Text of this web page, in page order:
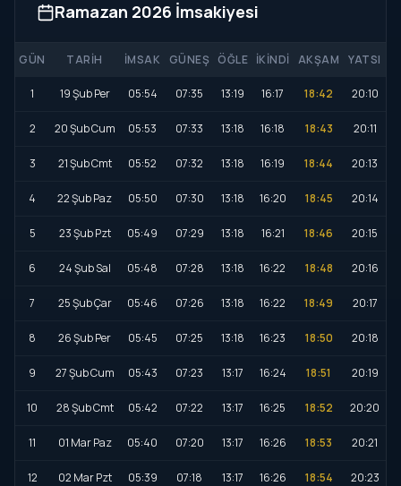
Ramazan 2026 İmsakiyesi
GÜN TARIH İMSAK GÜNEŞ ÖĞLE İKINDI AKŞAM YATSI
1 19 Şub Per 05:54 07:35 13:19 16:17 18:42 20:10
2 20 Şub Cum 05:53 07:33 13:18 16:18 18:43 20:11
3 21 Şub Cmt 05:52 07:32 13:18 16:19 18:44 20:13
4 22 Şub Paz 05:50 07:30 13:18 16:20 18:45 20:14
5 23 Şub Pzt 05:49 07:29 13:18 16:21 18:46 20:15
6 24 Şub Sal 05:48 07:28 13:18 16:22 18:48 20:16
7 25 Şub Çar 05:46 07:26 13:18 16:22 18:49 20:17
8 26 Şub Per 05:45 07:25 13:18 16:23 18:50 20:18
9 27 Şub Cum 05:43 07:23 13:17 16:24 18:51 20:19
10 28 Şub Cmt 05:42 07:22 13:17 16:25 18:52 20:20
11 01 Mar Paz 05:40 07:20 13:17 16:26 18:53 20:21
12 02 Mar Pzt 05:39 07:18 13:17 16:26 18:54 20:23